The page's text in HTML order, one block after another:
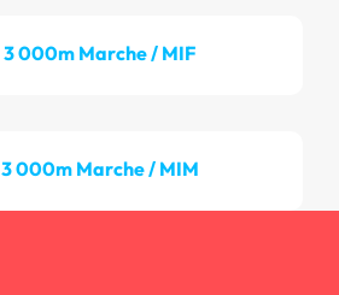
3 000m Marche / MIF
3 000m Marche / MIM